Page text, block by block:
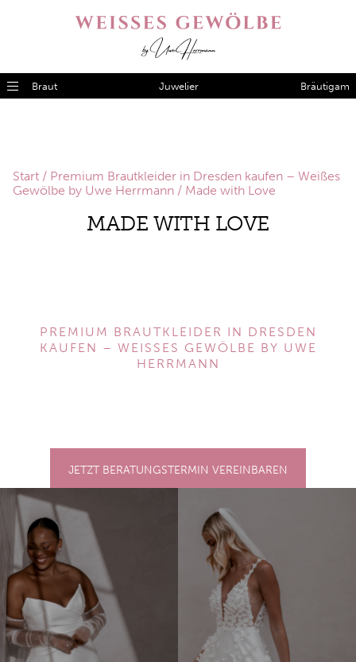
Braut Juwelier Bräutigam
Start / Premium Brautkleider in Dresden kaufen – Weißes
Gewölbe by Uwe Herrmann / Made with Love
MADE WITH LOVE
PREMIUM BRAUTKLEIDER IN DRESDEN
KAUFEN – WEISSES GEWÖLBE BY UWE H
ERRMANN
JETZT BERATUNGSTERMIN VEREINBAREN